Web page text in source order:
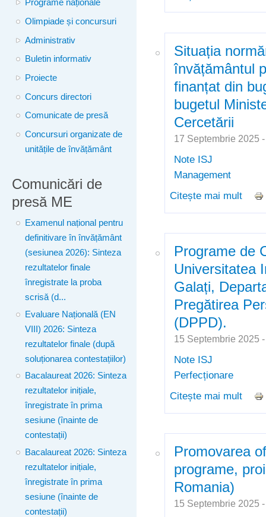
Programe naționale
Olimpiade și concursuri
Administrativ
Buletin informativ
Proiecte
Concurs directori
Comunicate de presă
Concursuri organizate de
unitățile de învățământ
Comunicări de
presă ME
Examenul național pentru
definitivare în învățământ
(sesiunea 2026): Sinteza
rezultatelor finale
înregistrate la proba
scrisă (d...
Evaluare Națională (EN
VIII) 2026: Sinteza
rezultatelor finale (după
soluționarea contestațiilor)
Bacalaureat 2026: Sinteza
rezultatelor inițiale,
înregistrate în prima
sesiune (înainte de
contestații)
Bacalaureat 2026: Sinteza
rezultatelor inițiale,
înregistrate în prima
sesiune (înainte de
contestații)
în
unui
Situația
învățământul
finanțat din
bugetul
Cercetării
17 Septembrie 2025
Note ISJ
Management
Citește mai mult
Programe de
Universitatea
Galați,
Pregătirea
(DPPD).
15 Septembrie
Note ISJ
Perfecționare
Citește mai mult
Promovarea
programe,
Romania)
15 Septembrie